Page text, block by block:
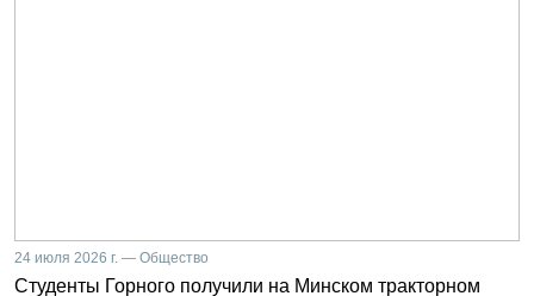
24 июля 2026 г. — Общество
Студенты Горного получили на Минском тракторном